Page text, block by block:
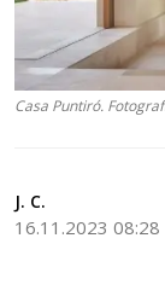
Casa Puntiró.
J. C.
16.11.2023 08:28